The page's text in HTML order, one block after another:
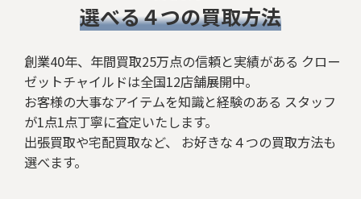
​選べる４つの買取方法
創業40年、年間買取25万点の信頼と実績がある クロー
ゼットチャイルドは全国12店舗展開中。
お客様の大事なアイテムを知識と経験のある スタッフ
が1点1点丁寧に査定いたします。
出張買取や宅配買取など、 お好きな４つの買取方法も
選べます。